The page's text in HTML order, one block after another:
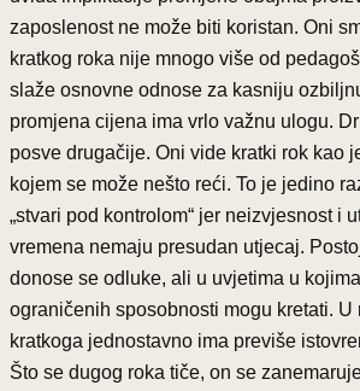
zaposlenost ne može biti koristan. Oni
kratkog roka nije mnogo više od
slaže osnovne odnose za kasniju
promjena cijena ima vrlo važnu ulogu.
posve drugačije. Oni vide kratki rok kao
kojem se može nešto reći. To je jedino
„stvari pod kontrolom“ jer neizvjesnost i
vremena nemaju presudan utjecaj.
donose se odluke, ali u uvjetima u
ograničenih sposobnosti mogu kretati. U
kratkoga jednostavno ima previše
Što se dugog roka tiče, on se